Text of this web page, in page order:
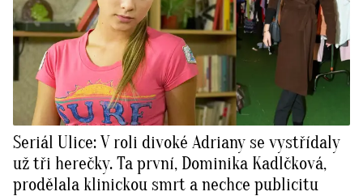
Seriál Ulice: V roli divoké Adriany se vystřídaly
už tři herečky. Ta první, Dominika Kadlčková,
prodělala klinickou smrt a nechce publicitu